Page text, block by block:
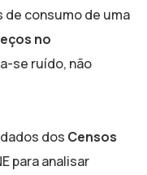
consumo de uma
no
se ruído, não
dos Censos
para analisar